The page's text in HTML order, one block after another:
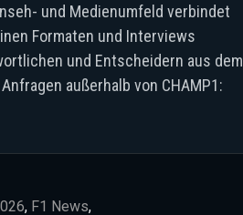
und Medienumfeld verbindet
Formaten und Interviews
und Entscheidern aus dem
außerhalb von CHAMP1:
, F1 News,